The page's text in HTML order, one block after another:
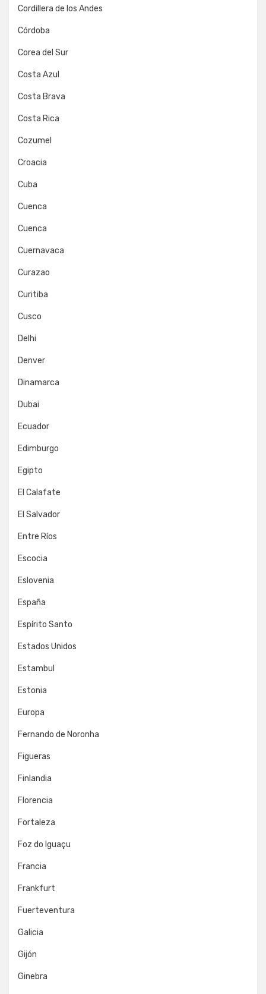
Cordillera de los Andes
Córdoba
Corea del Sur
Costa Azul
Costa Brava
Costa Rica
Cozumel
Croacia
Cuba
Cuenca
Cuenca
Cuernavaca
Curazao
Curitiba
Cusco
Delhi
Denver
Dinamarca
Dubai
Ecuador
Edimburgo
Egipto
El Calafate
El Salvador
Entre Ríos
Escocia
Eslovenia
España
Espírito Santo
Estados Unidos
Estambul
Estonia
Europa
Fernando de Noronha
Figueras
Finlandia
Florencia
Fortaleza
Foz do Iguaçu
Francia
Frankfurt
Fuerteventura
Galicia
Gijón
Ginebra